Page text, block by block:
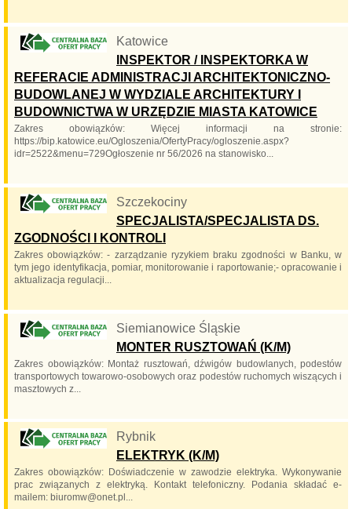
Katowice
INSPEKTOR / INSPEKTORKA W
REFERACIE ADMINISTRACJI ARCHITEKTONICZNO-
BUDOWLANEJ W WYDZIALE ARCHITEKTURY I
BUDOWNICTWA W URZĘDZIE MIASTA KATOWICE
Zakres obowiązków: Więcej informacji na stronie:
https://bip.katowice.eu/Ogloszenia/OfertyPracy/ogloszenie.aspx?
idr=2522&menu=729Ogłoszenie nr 56/2026 na stanowisko...
Szczekociny
SPECJALISTA/SPECJALISTA DS.
ZGODNOŚCI I KONTROLI
Zakres obowiązków: - zarządzanie ryzykiem braku zgodności w Banku, w
tym jego identyfikacja, pomiar, monitorowanie i raportowanie;- opracowanie i
aktualizacja regulacji...
Siemianowice Śląskie
MONTER RUSZTOWAŃ (K/M)
Zakres obowiązków: Montaż rusztowań, dźwigów budowlanych, podestów
transportowych towarowo-osobowych oraz podestów ruchomych wiszących i
masztowych z...
Rybnik
ELEKTRYK (K/M)
Zakres obowiązków: Doświadczenie w zawodzie elektryka. Wykonywanie
prac związanych z elektryką. Kontakt telefoniczny. Podania składać e-
mailem: biuromw@onet.pl...